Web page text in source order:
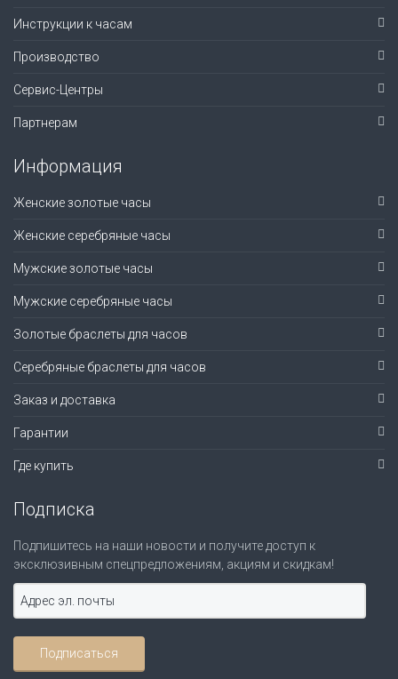
Инструкции к часам
Производство
Сервис-Центры
Партнерам
Информация
Женские золотые часы
Женские серебряные часы
Мужские золотые часы
Мужские серебряные часы
Золотые браслеты для часов
Серебряные браслеты для часов
Заказ и доставка
Гарантии
Где купить
Подписка
Подпишитесь на наши новости и получите доступ к
эксклюзивным спецпредложениям, акциям и скидкам!